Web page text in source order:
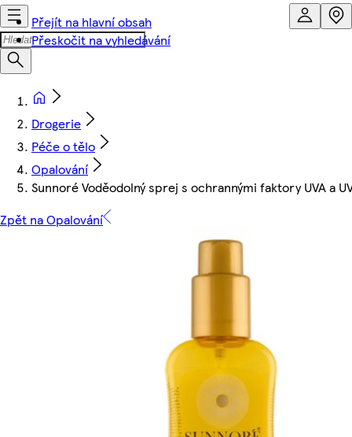
Přejít na hlavní obsah
Přeskočit na vyhledávání
Drogerie
Péče o tělo
Opalování
Sunnoré Voděodolný sprej s ochrannými faktory UVA a
Zpět na Opalování